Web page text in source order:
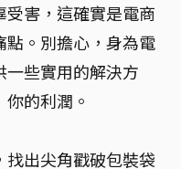
害，這確實是電商
點。別擔心，身為電
些實用的解決方
的利潤。
出尖角戳破包裝袋